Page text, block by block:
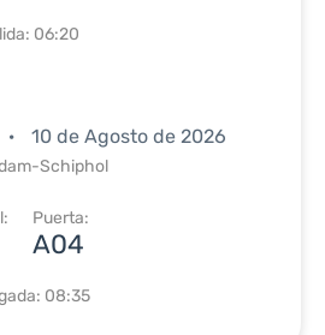
06:20
10 de Agosto de 2026
Schiphol
Puerta:
A04
08:35